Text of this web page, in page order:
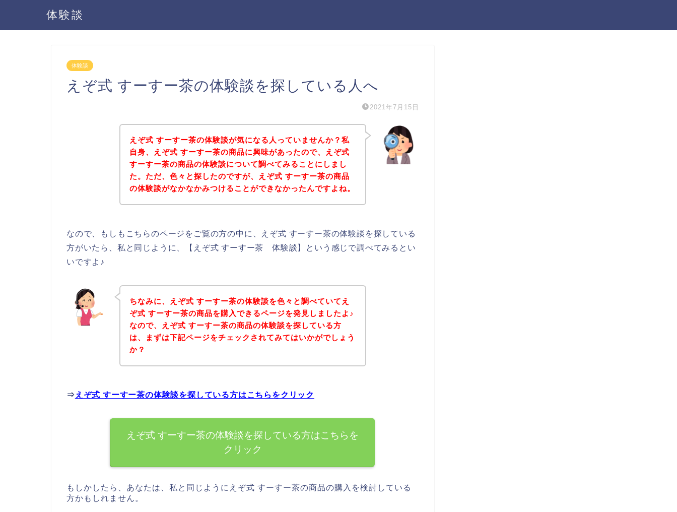
体験談
体験談
えぞ式 すーすー茶の体験談を探している人へ
2021年7月15日
えぞ式 すーすー茶の体験談が気になる人っていませんか？私
自身、えぞ式 すーすー茶の商品に興味があったので、えぞ式
すーすー茶の商品の体験談について調べてみることにしまし
た。ただ、色々と探したのですが、えぞ式 すーすー茶の商品
の体験談がなかなかみつけることができなかったんですよね。
なので、もしもこちらのページをご覧の方の中に、えぞ式 すーすー茶の体験談を探している
方がいたら、私と同じように、【えぞ式 すーすー茶 体験談】という感じで調べてみるとい
いですよ♪
ちなみに、えぞ式 すーすー茶の体験談を色々と調べていてえ
ぞ式 すーすー茶の商品を購入できるページを発見しましたよ♪
なので、えぞ式 すーすー茶の商品の体験談を探している方
は、まずは下記ページをチェックされてみてはいかがでしょう
か？
⇒ えぞ式 すーすー茶の体験談を探している方はこちらをクリック
えぞ式 すーすー茶の体験談を探している方はこちらを
クリック
もしかしたら、あなたは、私と同じようにえぞ式 すーすー茶の商品の購入を検討している
方かもしれません。